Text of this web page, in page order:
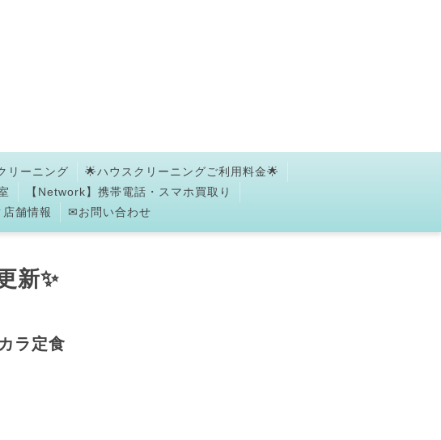
リーニング
🌟ハウスクリーニングご利用料金🌟
【Network】携帯電話・スマホ買取り
店舗情報 ✉お問い合わせ
新✨
ラ定食